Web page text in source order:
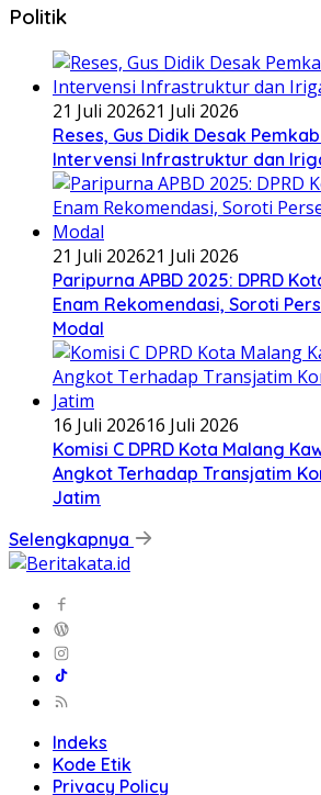
Politik
21 Juli 202621 Juli 2026
Reses, Gus Didik Desak
Intervensi Infrastruktur dan
21 Juli 202621 Juli 2026
Paripurna APBD 2025: DPRD
Enam Rekomendasi, Soroti
Modal
16 Juli 202616 Juli 2026
Komisi C DPRD Kota Malang
Angkot Terhadap Transjatim
Jatim
Selengkapnya
Indeks
Kode Etik
Privacy Policy